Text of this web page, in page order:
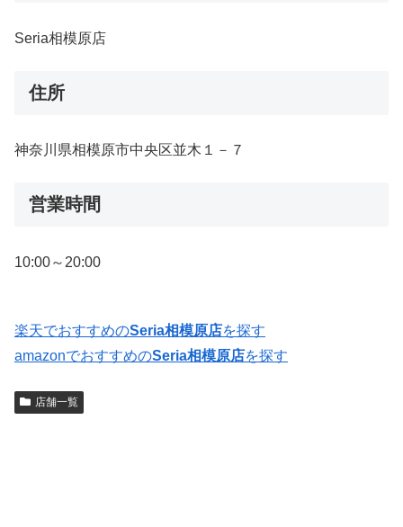
Seria相模原店
住所
神奈川県相模原市中央区並木１－７
営業時間
10:00～20:00
楽天でおすすめのSeria相模原店を探す
amazonでおすすめのSeria相模原店を探す
店舗一覧